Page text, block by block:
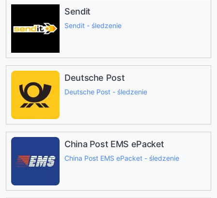
Sendit
Sendit - śledzenie
Deutsche Post
Deutsche Post - śledzenie
China Post EMS ePacket
China Post EMS ePacket - śledzenie